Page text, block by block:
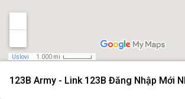
123B Army - Link 123B Đăng Nhập Mới
Uslovi 1.000 mi